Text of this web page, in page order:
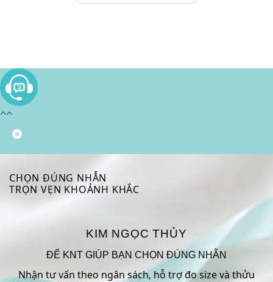
CHỌN ĐÚNG NHẪN
TRỌN VẸN KHOẢNH KHẮC
KIM NGỌC THỦY
ĐỂ KNT GIÚP BẠN CHỌN ĐÚNG NHẪN
Nhận tư vấn theo ngân sách, hỗ trợ đo size và thửu